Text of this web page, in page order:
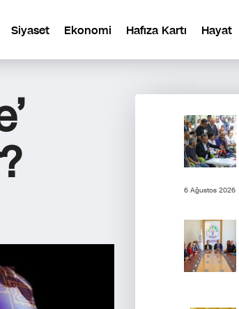
Siyaset Ekonomi Hafıza Kartı Hayat
6 Ağustos 2026